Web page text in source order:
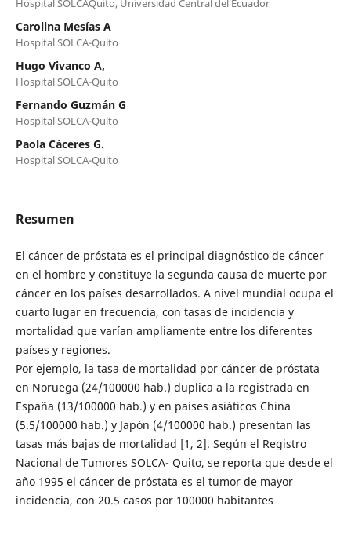
Hospital SOLCAQuito, Universidad Central del Ecuador
Carolina Mesías A
Hospital SOLCA-Quito
Hugo Vivanco A,
Hospital SOLCA-Quito
Fernando Guzmán G
Hospital SOLCA-Quito
Paola Cáceres G.
Hospital SOLCA-Quito
Resumen
El cáncer de próstata es el principal diagnóstico de cáncer
en el hombre y constituye la segunda causa de muerte por
cáncer en los países desarrollados. A nivel mundial ocupa el
cuarto lugar en frecuencia, con tasas de incidencia y
mortalidad que varían ampliamente entre los diferentes
países y regiones.
Por ejemplo, la tasa de mortalidad por cáncer de próstata
en Noruega (24/100000 hab.) duplica a la registrada en
España (13/100000 hab.) y en países asiáticos China
(5.5/100000 hab.) y Japón (4/100000 hab.) presentan las
tasas más bajas de mortalidad [1, 2]. Según el Registro
Nacional de Tumores SOLCA- Quito, se reporta que desde el
año 1995 el cáncer de próstata es el tumor de mayor
incidencia, con 20.5 casos por 100000 habitantes